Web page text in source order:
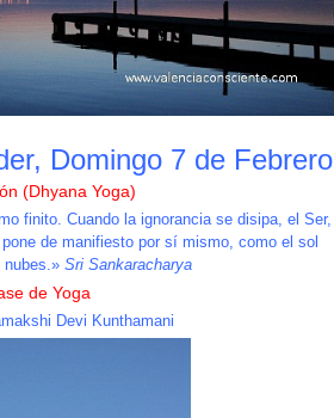
Domingo 7 de Febrero
(Dhyana Yoga)
finito. Cuando la ignorancia se disipa, el Ser,
de manifiesto por sí mismo, como el sol
nubes.» Sri Sankaracharya
de Yoga
Devi Kunthamani